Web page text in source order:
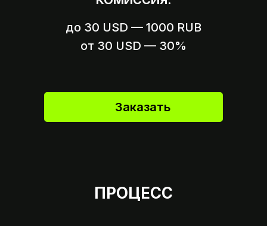
Заказать
до 30 USD — 1000 RUB
от 30 USD — 30%
ПРОЦЕСС
от вашего аккаунта
Вариант 2
Пришлите ссылку на оплату,